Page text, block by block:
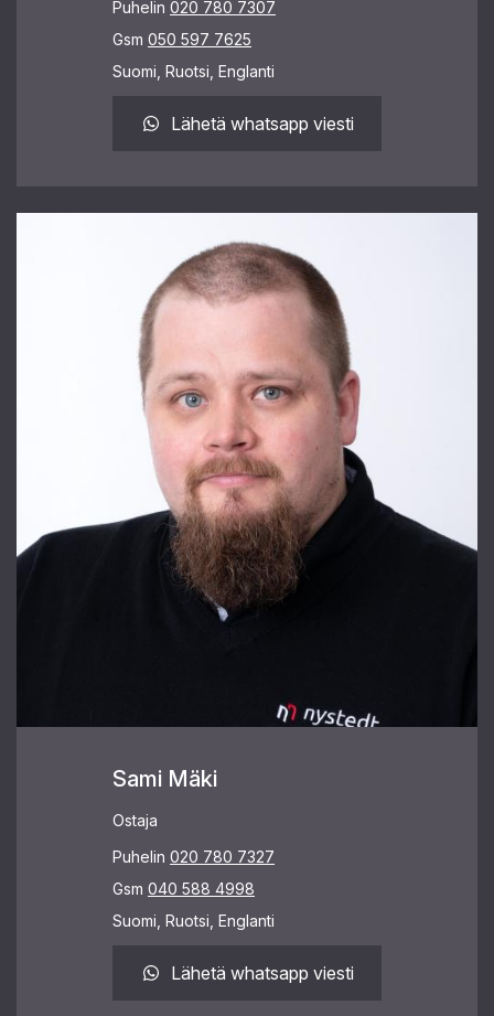
Puhelin 020 780 7307
Gsm 050 597 7625
Suomi, Ruotsi, Englanti
Lähetä whatsapp viesti
Sami Mäki
Ostaja
Puhelin 020 780 7327
Gsm 040 588 4998
Suomi, Ruotsi, Englanti
Lähetä whatsapp viesti